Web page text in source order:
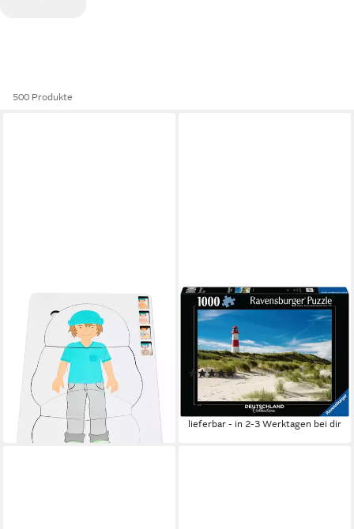
500 Produkte
Puzzle Lagenpuzzle
„Anatomie“, Puzzleteile
24,95 €
lieferbar - in 3-4 Werktagen bei dir
RAVENSBURGER
Puzzle Deutschland
Collection, Sylt, 1000
Puzzleteile, Made in Germany
(5)
ab 13,99 € UVP 16,99 €
-18%
lieferbar - in 2-3 Werktagen bei dir